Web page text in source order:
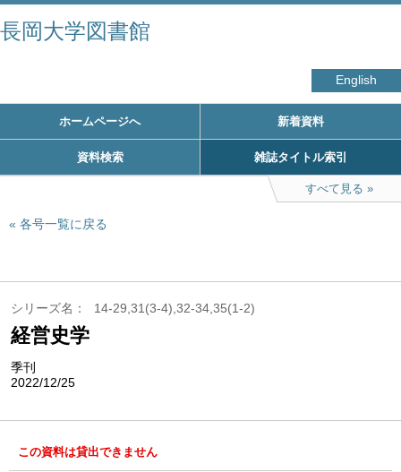
長岡大学図書館
English
ホームページへ 新着資料
資料検索 雑誌タイトル索引
すべて見る
各号一覧に戻る
シリーズ名 14-29,31(3-4),32-34,35(1-2)
経営史学
季刊
2022/12/25
この資料は貸出できません